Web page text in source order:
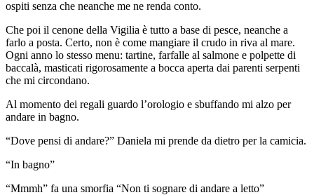
ospiti senza che neanche me ne renda conto.
Che poi il cenone della Vigilia è tutto a base di pesce, neanche a
farlo a posta. Certo, non è come mangiare il crudo in riva al mare.
Ogni anno lo stesso menu: tartine, farfalle al salmone e polpette di
baccalà, masticati rigorosamente a bocca aperta dai parenti serpenti
che mi circondano.
Al momento dei regali guardo l’orologio e sbuffando mi alzo per
andare in bagno.
“Dove pensi di andare?” Daniela mi prende da dietro per la camicia.
“In bagno”
“Mmmh” fa una smorfia “Non ti sognare di andare a letto”